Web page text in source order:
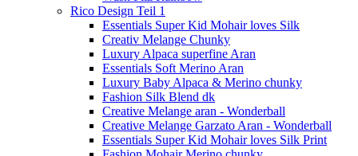
Rico Design Teil 1
Essentials Super Kid Mohair loves Silk
Creativ Melange Chunky
Luxury Alpaca superfine Aran
Essentials Soft Merino Aran
Luxury Baby Alpaca & Merino chunky
Fashion Silk Blend dk
Creative Melange aran - Wonderball
Creative Melange Garzato Aran - Wonderball
Essentials Super Kid Mohair loves Silk Print